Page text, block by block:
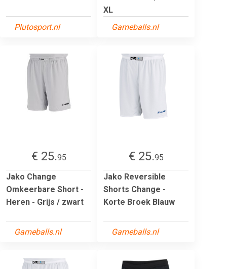
Plutosport.nl
XL
Gameballs.nl
€ 25.95
Jako Change
Omkeerbare Short -
Heren - Grijs / zwart
Gameballs.nl
€ 25.95
Jako Reversible
Shorts Change -
Korte Broek Blauw
Gameballs.nl